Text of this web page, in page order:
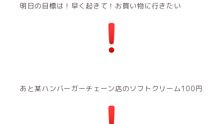
明日の目標は！早く起きて！お買い物に行きたい
あと某ハンバーガーチェーン店のソフトクリーム100円